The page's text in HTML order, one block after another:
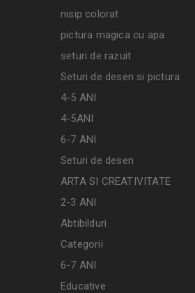
nisip colorat
pictura magica cu apa
seturi de razuit
Seturi de desen si pictura
4-5 ANI
4-5ANI
6-7 ANI
Seturi de desen
ARTA SI CREATIVITATE
2-3 ANI
Abtibilduri
Categorii
6-7 ANI
Educative